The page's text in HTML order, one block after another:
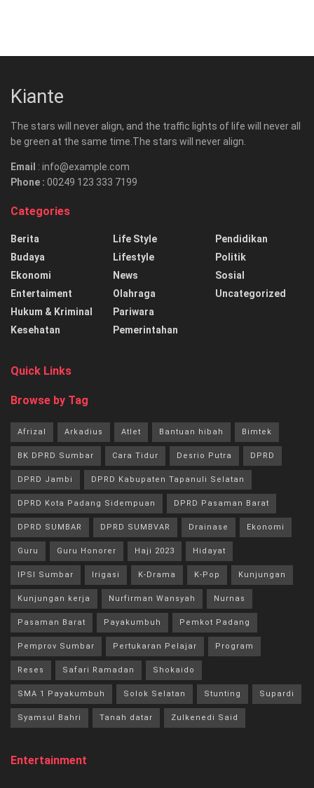
Kiante
The stars will never align, and the traffic lights of life will never all
be green at the same time.The stars will never align.
Email : info@example.com
Phone : 00249 123 333 7199
Categories
Berita
Budaya
Ekonomi
Entertaiment
Hukum & Kriminal
Kesehatan
Life Style
Lifestyle
News
Olahraga
Pariwara
Pemerintahan
Pendidikan
Politik
Sosial
Uncategorized
Quick Links
Browse by Tag
Afrizal Arkadius Atlet Bantuan hibah Bimtek
BK DPRD Sumbar Cara Tidur Desrio Putra DPRD
DPRD Jambi DPRD Kabupaten Tapanuli Selatan
DPRD Kota Padang Sidempuan DPRD Pasaman Barat
DPRD SUMBAR DPRD SUMBVAR Drainase Ekonomi
Guru Guru Honorer Haji 2023 Hidayat
IPSI Sumbar Irigasi K-Drama K-Pop Kunjungan
Kunjungan kerja Nurfirman Wansyah Nurnas
Pasaman Barat Payakumbuh Pemkot Padang
Pemprov Sumbar Pertukaran Pelajar Program
Reses Safari Ramadan Shokaido
SMA 1 Payakumbuh Solok Selatan Stunting Supardi
Syamsul Bahri Tanah datar Zulkenedi Said
Entertainment